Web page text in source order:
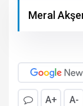
Meral
A+ A-